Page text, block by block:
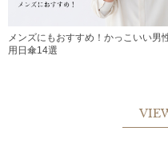
メンズにもおすすめ！かっこいい男
用日傘14選